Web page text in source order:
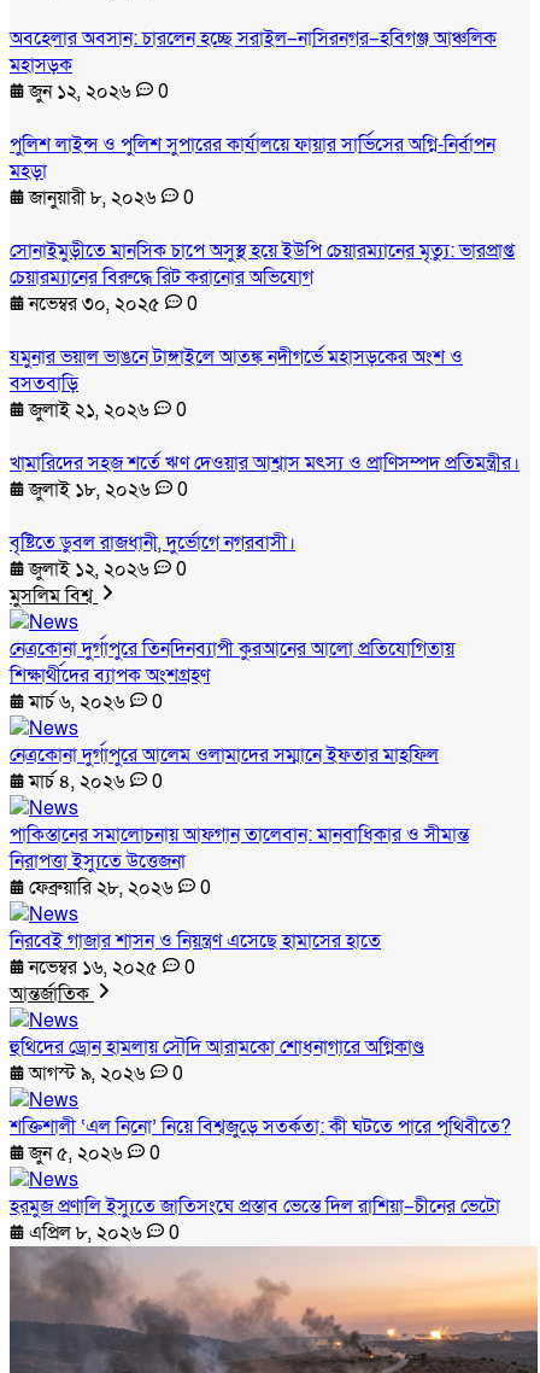
অবহেলার অবসান: চারলেন হচ্ছে সরাইল–নাসিরনগর–হবিগঞ্জ আঞ্চলিক
মহাসড়ক
জুন ১২, ২০২৬
0
পুলিশ লাইন্স ও পুলিশ সুপারের কার্যালয়ে ফায়ার সার্ভিসের অগ্নি-নির্বাপন
মহড়া
জানুয়ারী ৮, ২০২৬
0
সোনাইমুড়ীতে মানসিক চাপে অসুস্থ হয়ে ইউপি চেয়ারম্যানের মৃত্যু: ভারপ্রাপ্ত
চেয়ারম্যানের বিরুদ্ধে রিট করানোর অভিযোগ
নভেম্বর ৩০, ২০২৫
0
যমুনার ভয়াল ভাঙনে টাঙ্গাইলে আতঙ্ক নদীগর্ভে মহাসড়কের অংশ ও
বসতবাড়ি
জুলাই ২১, ২০২৬
0
খামারিদের সহজ শর্তে ঋণ দেওয়ার আশ্বাস মৎস্য ও প্রাণিসম্পদ প্রতিমন্ত্রীর।
জুলাই ১৮, ২০২৬
0
বৃষ্টিতে ডুবল রাজধানী, দুর্ভোগে নগরবাসী।
জুলাই ১২, ২০২৬
0
মুসলিম বিশ্ব
নেত্রকোনা দুর্গাপুরে তিনদিনব্যাপী কুরআনের আলো প্রতিযোগিতায়
শিক্ষার্থীদের ব্যাপক অংশগ্রহণ
মার্চ ৬, ২০২৬
0
নেত্রকোনা দুর্গাপুরে আলেম ওলামাদের সম্মানে ইফতার মাহফিল
মার্চ ৪, ২০২৬
0
পাকিস্তানের সমালোচনায় আফগান তালেবান: মানবাধিকার ও সীমান্ত
নিরাপত্তা ইস্যুতে উত্তেজনা
ফেব্রুয়ারি ২৮, ২০২৬
0
নিরবেই গাজার শাসন ও নিয়ন্ত্রণ এসেছে হামাসের হাতে
নভেম্বর ১৬, ২০২৫
0
আন্তর্জাতিক
হুথিদের ড্রোন হামলায় সৌদি আরামকো শোধনাগারে অগ্নিকাণ্ড
আগস্ট ৯, ২০২৬
0
শক্তিশালী ‘এল নিনো’ নিয়ে বিশ্বজুড়ে সতর্কতা: কী ঘটতে পারে পৃথিবীতে?
জুন ৫, ২০২৬
0
হরমুজ প্রণালি ইস্যুতে জাতিসংঘে প্রস্তাব ভেস্তে দিল রাশিয়া–চীনের ভেটো
এপ্রিল ৮, ২০২৬
0